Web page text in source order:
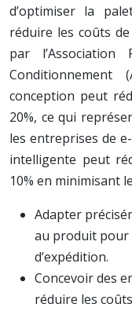
d’optimiser la
réduire les coûts
par l’Association
conception peut
20%, ce qui
les entreprises de
intelligente peut
10% en minimisant
Adapter
au produit pour
d’expédition.
Concevoir des
réduire les